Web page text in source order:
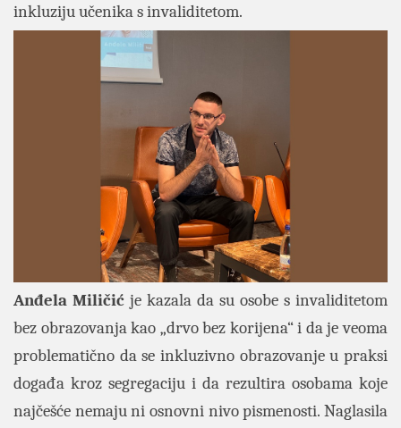
inkluziju učenika s invaliditetom.
Anđela Miličić je kazala da su osobe s invaliditetom
bez obrazovanja kao „drvo bez korijena“ i da je veoma
problematično da se inkluzivno obrazovanje u praksi
događa kroz segregaciju i da rezultira osobama koje
najčešće nemaju ni osnovni nivo pismenosti. Naglasila